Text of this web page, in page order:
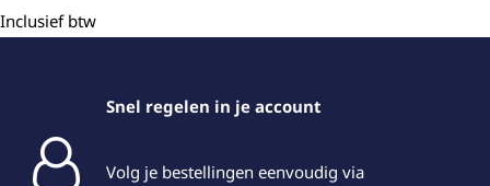
Inclusief btw
Snel regelen in je account
Volg je bestellingen eenvoudig via